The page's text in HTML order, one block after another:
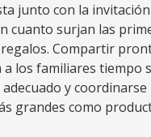
junto con la
cuanto surjan las
Compartir
a los familiares tiempo
y coordinarse
grandes como